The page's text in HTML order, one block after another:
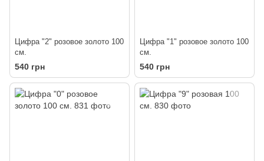
Цифра "2" розовое золото 100
см.
540 грн
Цифра "1" розовое золото 100
см.
540 грн